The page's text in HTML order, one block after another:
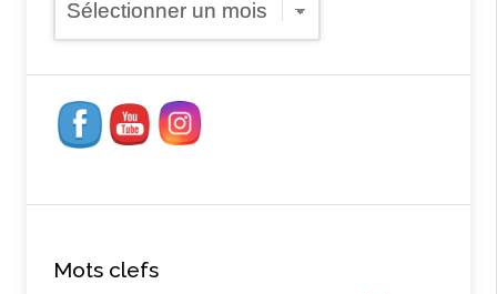
Mots clefs